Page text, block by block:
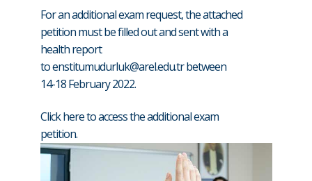
For an additional exam request, the attached
petition must be filled out and sent with a
health report
toenstitumudurluk@arel.edu.trbetween
14-18 February 2022.
Click here to access the additional exam
petition.